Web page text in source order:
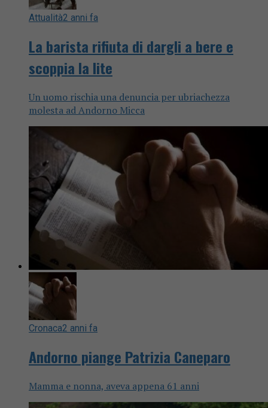
Attualità2 anni fa
La barista rifiuta di dargli a bere e
scoppia la lite
Un uomo rischia una denuncia per ubriachezza
molesta ad Andorno Micca
Cronaca2 anni fa
Andorno piange Patrizia Caneparo
Mamma e nonna, aveva appena 61 anni